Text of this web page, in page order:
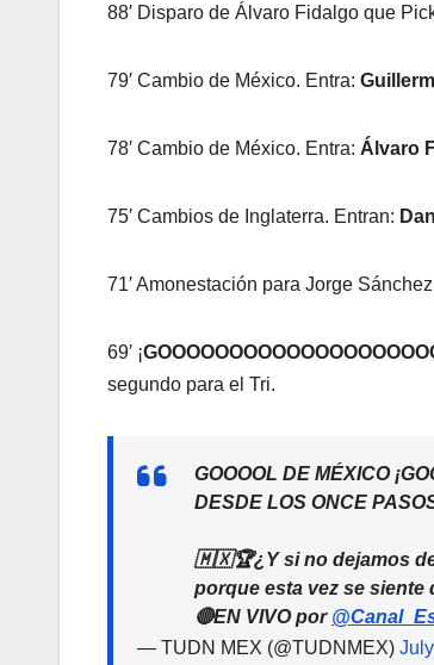
88′ Disparo de Álvaro Fidalgo que
79′ Cambio de México. Entra:
78′ Cambio de México. Entra: Álvaro
75′ Cambios de Inglaterra. Entran:
71′ Amonestación para Jorge
69′ ¡
segundo para el Tri.
GOOOOL DE MÉXICO
DESDE LOS ONCE
🇲🇽🏆¿Y si no dejamos
porque esta vez se siente
🔴EN VIVO por
— TUDN MEX (@TUDNMEX)